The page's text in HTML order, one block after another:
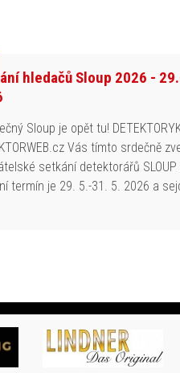
hledačů Sloup 2026 -
Sloup je opět tu!
Vás tímto srdečně
setkání detektorářů SLOUP
termín je 29. 5.-31. 5. 2026 a